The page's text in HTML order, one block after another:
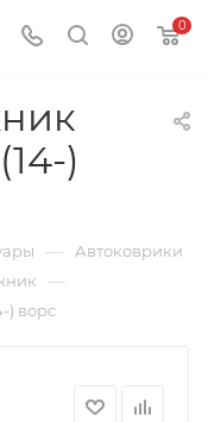
0
)
— Автоковрики
—
) ворс